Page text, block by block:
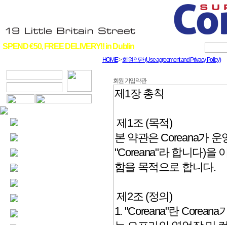
SPEND €50, FREE DELIVERY!! in Dublin
HOME>회원약관 (Use agreement and Privacy Policy)
회원 가입약관